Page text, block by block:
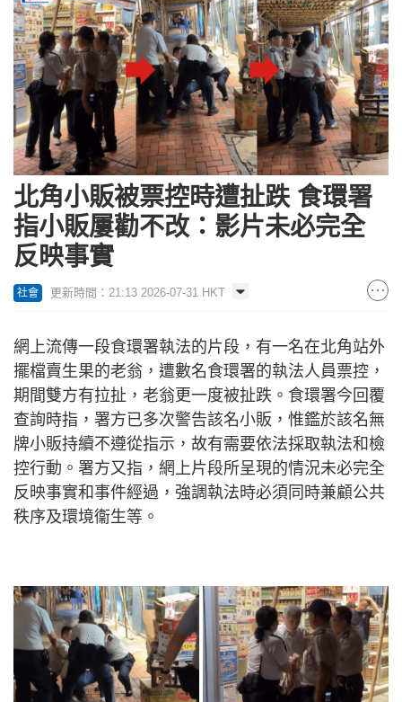
北角小販被票控時遭扯跌 食環署
指小販屢勸不改：影片未必完全
反映事實
社會 更新時間：21:13 2026-07-31 HKT
網上流傳一段食環署執法的片段，有一名在北角站外
擺檔賣生果的老翁，遭數名食環署的執法人員票控，
期間雙方有拉扯，老翁更一度被扯跌。食環署今回覆
查詢時指，署方已多次警告該名小販，惟鑑於該名無
牌小販持續不遵從指示，故有需要依法採取執法和檢
控行動。署方又指，網上片段所呈現的情況未必完全
反映事實和事件經過，強調執法時必須同時兼顧公共
秩序及環境衞生等。